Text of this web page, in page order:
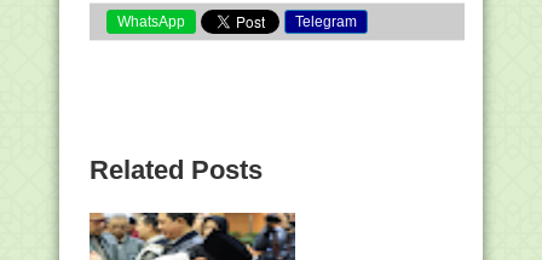
WhatsApp Telegram
Related Posts